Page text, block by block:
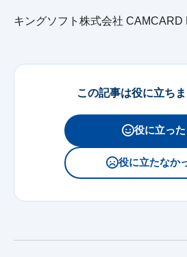
キングソフト株式会社 CAMCARD
この記事は役に立ち
役に立った
役に立たなか